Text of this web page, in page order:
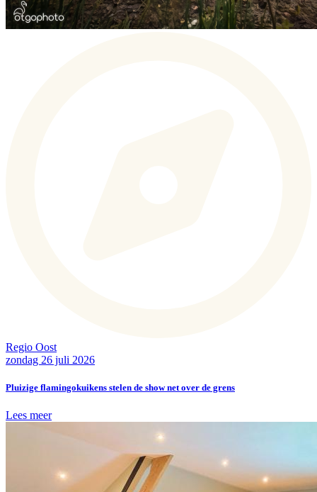
Regio Oost
zondag 26 juli 2026
Pluizige flamingokuikens stelen de show net over de grens
Lees meer